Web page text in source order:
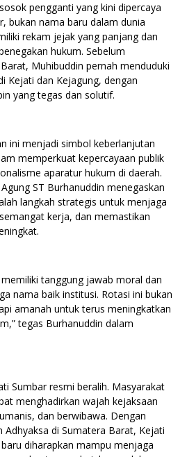
pengganti yang kini dipercaya
bukan nama baru dalam dunia
rekam jejak yang panjang dan
hukum. Sebelum
Muhibuddin pernah menduduki
Kejati dan Kejagung, dengan
yang tegas dan solutif.
ini menjadi simbol keberlanjutan
memperkuat kepercayaan publik
aparatur hukum di daerah.
ST Burhanuddin menegaskan
langkah strategis untuk menjaga
kerja, dan memastikan
tanggung jawab moral dan
nama baik institusi. Rotasi ini bukan
amanah untuk terus meningkatkan
tegas Burhanuddin dalam
Sumbar resmi beralih. Masyarakat
menghadirkan wajah kejaksaan
dan berwibawa. Dengan
Adhyaksa di Sumatera Barat, Kejati
diharapkan mampu menjaga